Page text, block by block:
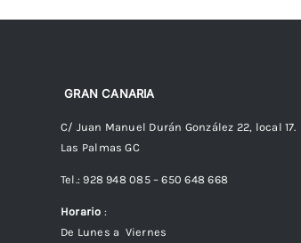
GRAN CANARIA
C/ Juan Manuel Durán González 22, local 17.
Las Palmas GC
Tel.: 928 948 085 – 650 648 668
Horario :
De Lunes a Viernes